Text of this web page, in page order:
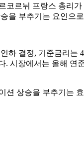
르뉘 프랑스 총리
을 부추기는 요인으
하 결정, 기준금리는
시장에서는 올해 연
상승을 부추기는